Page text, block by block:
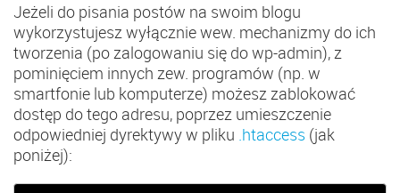
Jeżeli do pisania postów na swoim blogu
wykorzystujesz wyłącznie wew. mechanizmy do ich
tworzenia (po zalogowaniu się do wp-admin), z
pominięciem innych zew. programów (np. w
smartfonie lub komputerze) możesz zablokować
dostęp do tego adresu, poprzez umieszczenie
odpowiedniej dyrektywy w pliku .htaccess (jak
poniżej):